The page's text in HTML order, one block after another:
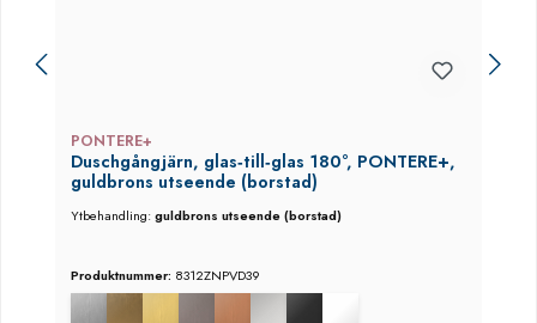
PONTERE+
Duschgångjärn, glas‑till‑glas 180°, PONTERE+,
guldbrons utseende (borstad)
Ytbehandling:guldbrons utseende (borstad)
Produktnummer: 8312ZNPVD39